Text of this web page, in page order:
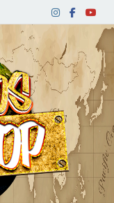
Blog
de
viajes